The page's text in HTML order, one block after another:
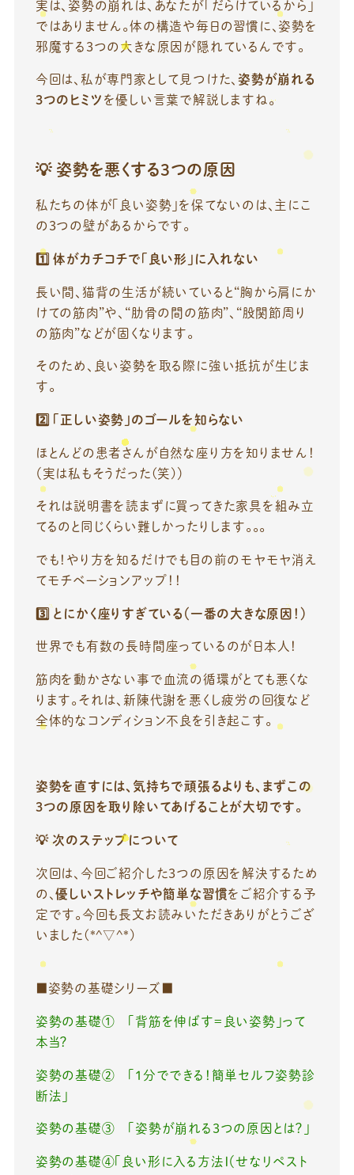
実は、姿勢の崩れは、あなたが「だらけているから」
ではありません。体の構造や毎日の習慣に、姿勢を
邪魔する3つの大きな原因が隠れているんです。
今回は、私が専門家として見つけた、姿勢が崩れる
3つのヒミツ を優しい言葉で解説しますね。
💡 姿勢を悪くする3つの原因
私たちの体が「良い姿勢」を保てないのは、主にこ
の3つの壁があるからです。
1️ 体がカチコチで「良い形」に入れない
長い間、猫背の生活が続いていると“胸から肩にか
けての筋肉”や、“肋骨の間の筋肉”、“股関節周り
の筋肉”などが固くなります。
そのため、良い姿勢を取る際に強い抵抗が生じま
す。
2️ 「正しい姿勢」のゴールを知らない
ほとんどの患者さんが自然な座り方を知りません！
（実は私もそうだった(笑)）
それは説明書を読まずに買ってきた家具を組み立
てるのと同じくらい難しかったりします。。。
でも！やり方を知るだけでも目の前のモヤモヤ消え
てモチベーションアップ！！
3️ とにかく座りすぎている （一番の大きな原因！）
世界でも有数の長時間座っているのが日本人！
筋肉を動かさない事で血流の循環がとても悪くな
ります。それは、新陳代謝を悪くし疲労の回復など
全体的なコンディション不良を引き起こす。
姿勢を直すには、気持ちで頑張るよりも、まずこの
3つの原因を取り除いてあげることが大切です。
💡 次のステップについて
次回は、今回ご紹介した3つの原因を解決するため
の、優しいストレッチや簡単な習慣をご紹介する予
定です。今回も長文お読みいただきありがとうござ
いました(*^▽^*)
■姿勢の基礎シリーズ■
姿勢の基礎① 「背筋を伸ばす＝良い姿勢」って
本当？
姿勢の基礎② 「1分でできる！簡単セルフ姿勢診
断法」
姿勢の基礎③ 「姿勢が崩れる3つの原因とは？」
姿勢の基礎④「良い形に入る方法Ⅰ（せなリペスト